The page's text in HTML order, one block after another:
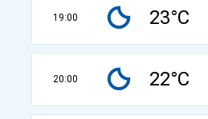
19:00 23°C
20:00 22°C